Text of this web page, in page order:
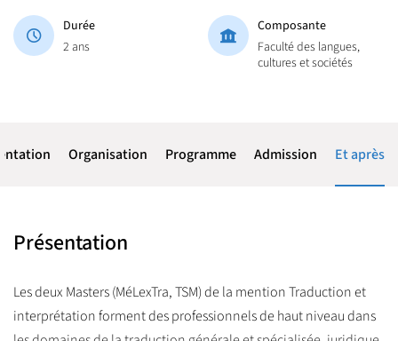
Durée
2 ans
Composante
Faculté des langues,
cultures et sociétés
Organisation Programme Admission Et après
Présentation
Les deux Masters (MéLexTra, TSM) de la mention Traduction et
interprétation forment des professionnels de haut niveau dans